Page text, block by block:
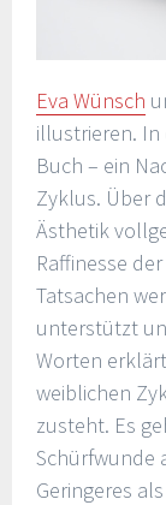
Eva Wünsch
illustrieren. In
Buch – ein
Zyklus. Über
Ästhetik
Raffinesse
Tatsachen
unterstützt
Worten
weiblichen
zusteht. Es
Schürfwunde
Geringeres